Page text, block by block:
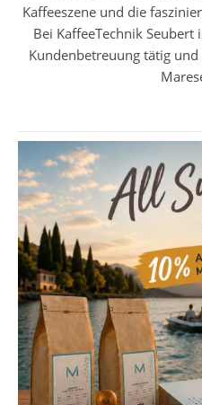
Kaffeeszene und die
Bei KaffeeTechnik
Kundenbetreuung tätig